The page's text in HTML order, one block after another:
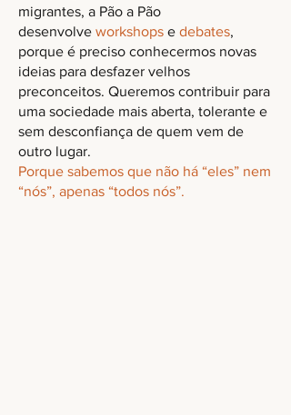
migrantes, a Pão a Pão
desenvolve workshops e debates,
porque é preciso conhecermos novas
ideias para desfazer velhos
preconceitos. Queremos contribuir para
uma sociedade mais aberta, tolerante e
sem desconfiança de quem vem de
outro lugar.
Porque sabemos que não há “eles” nem
“nós”, apenas “todos nós”.